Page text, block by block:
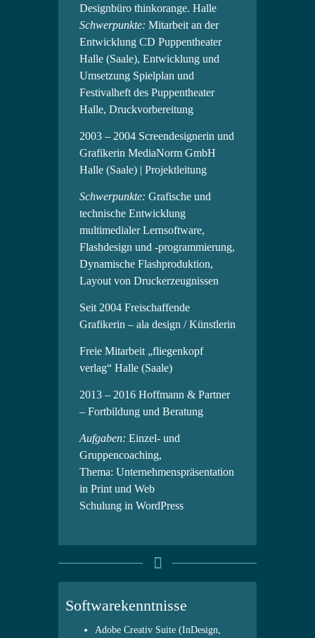
Designbüro thinkorange. Halle
Schwerpunkte: Mitarbeit an der
Entwicklung CD Puppentheater
Halle (Saale), Entwicklung und
Umsetzung Spielplan und
Festivalheft des Puppentheater
Halle, Druckvorbereitung
2003 – 2004 Screendesignerin und
Grafikerin MediaNorm GmbH
Halle (Saale) | Projektleitung
Schwerpunkte: Grafische und
technische Entwicklung
multimedialer Lernsoftware,
Flashdesign und -programmierung,
Dynamische Flashproduktion,
Layout von Druckerzeugnissen
Seit 2004 Freischaffende
Grafikerin – ala design / Künstlerin
Freie Mitarbeit „fliegenkopf
verlag“ Halle (Saale)
2013 – 2016 Hoffmann & Partner
– Fortbildung und Beratung
Aufgaben: Einzel- und
Gruppencoaching,
Thema: Unternehmenspräsentation
in Print und Web
Schulung in WordPress
Softwarekenntnisse
Adobe Creativ Suite (InDesign,